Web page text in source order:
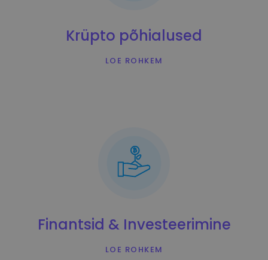
Krüpto põhialused
LOE ROHKEM
Finantsid & Investeerimine
LOE ROHKEM